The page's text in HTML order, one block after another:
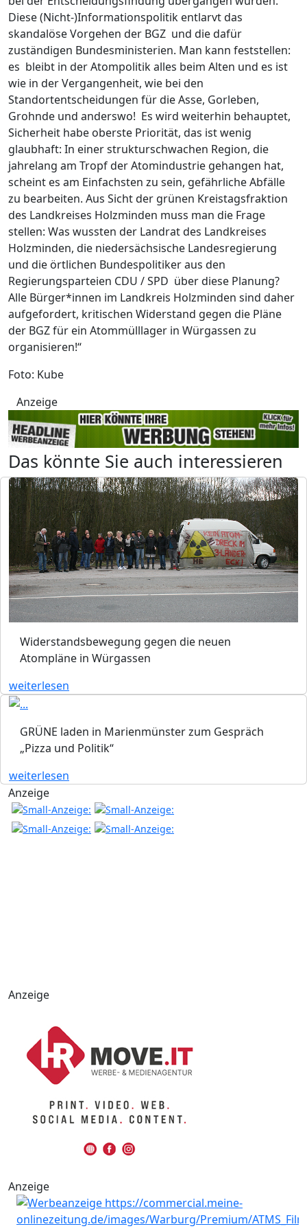
Diese (Nicht-)Informationspolitik entlarvt das
skandalöse Vorgehen der BGZ und die dafür
zuständigen Bundesministerien. Man kann feststellen:
es bleibt in der Atompolitik alles beim Alten und es ist
wie in der Vergangenheit, wie bei den
Standortentscheidungen für die Asse, Gorleben,
Grohnde und anderswo! Es wird weiterhin behauptet,
Sicherheit habe oberste Priorität, das ist wenig
glaubhaft: In einer strukturschwachen Region, die
jahrelang am Tropf der Atomindustrie gehangen hat,
scheint es am Einfachsten zu sein, gefährliche Abfälle
zu bearbeiten. Aus Sicht der grünen Kreistagsfraktion
des Landkreises Holzminden muss man die Frage
stellen: Was wussten der Landrat des Landkreises
Holzminden, die niedersächsische Landesregierung
und die örtlichen Bundespolitiker aus den
Regierungsparteien CDU / SPD über diese Planung?
Alle Bürger*innen im Landkreis Holzminden sind daher
aufgefordert, kritischen Widerstand gegen die Pläne
der BGZ für ein Atommülllager in Würgassen zu
organisieren!“
Foto: Kube
Anzeige
Das könnte Sie auch interessieren
Widerstandsbewegung gegen die neuen
Atompläne in Würgassen
weiterlesen
GRÜNE laden in Marienmünster zum Gespräch
„Pizza und Politik“
weiterlesen
Anzeige
Anzeige
Anzeige